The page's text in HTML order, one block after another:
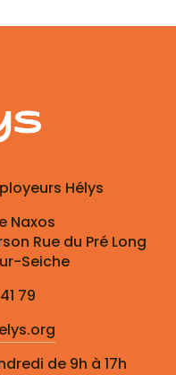
Hélys
Naxos
Rue du Pré Long
Seiche
79
de 9h à 17h